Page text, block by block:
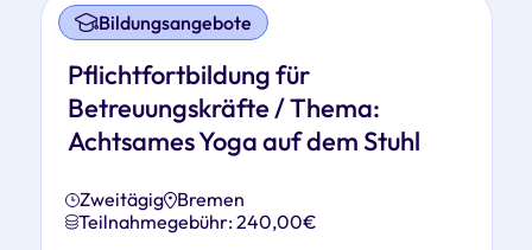
Bildungsangebote
Pflichtfortbildung für
Betreuungskräfte / Thema:
Achtsames Yoga auf dem Stuhl
Zweitägig Bremen
Teilnahmegebühr: 240,00€